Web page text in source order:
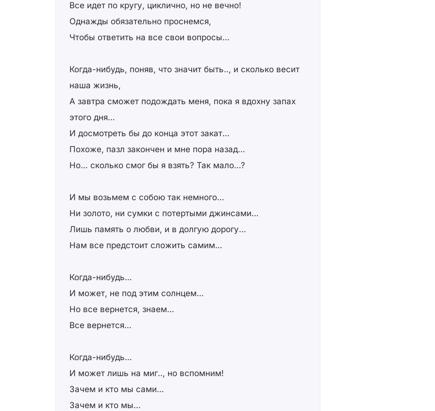
Все идет по кругу, циклично, но не вечно!
Однажды обязательно проснемся,
Чтобы ответить на все свои вопросы…
Когда-нибудь, поняв, что значит быть.., и сколько весит
наша жизнь,
А завтра сможет подождать меня, пока я вдохну запах
этого дня…
И досмотреть бы до конца этот закат…
Похоже, пазл закончен и мне пора назад…
Но… сколько смог бы я взять? Так мало…?
И мы возьмем с собою так немного…
Ни золото, ни сумки с потертыми джинсами…
Лишь память о любви, и в долгую дорогу...
Нам все предстоит сложить самим…
Когда-нибудь…
И может, не под этим солнцем…
Но все вернется, знаем…
Все вернется…
Когда-нибудь…
И может лишь на миг.., но вспомним!
Зачем и кто мы сами…
Зачем и кто мы…